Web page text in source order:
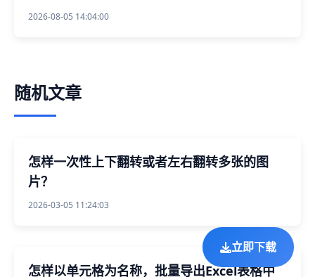
2026-08-05 14:04:00
随机文章
怎样一次性上下翻转或者左右翻转多张的图
片？
2026-03-05 11:24:03
怎样以单元格为名称，批量导出Excel表格中
立即下载